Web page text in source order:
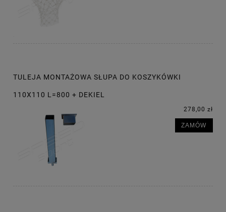
TULEJA MONTAŻOWA SŁUPA DO KOSZYKÓWKI
110X110 L=800 + DEKIEL
278,00 zł
ZAMÓW